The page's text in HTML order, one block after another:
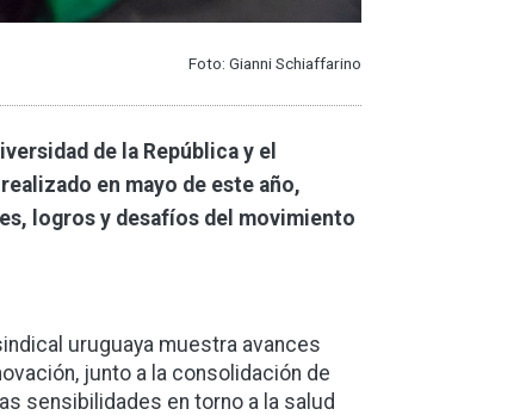
Foto: Gianni Schiaffarino
de la República y el
en mayo de este año,
logros y desafíos del movimiento
uruguaya muestra avances
junto a la consolidación de
sensibilidades en torno a la salud